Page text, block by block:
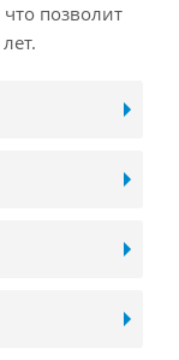
позволит